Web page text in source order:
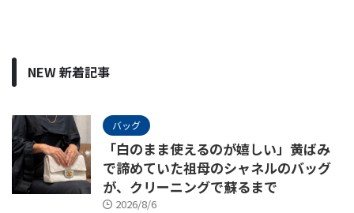
NEW 新着記事
バッグ
「白のまま使えるのが嬉しい」黄ばみ
で諦めていた祖母のシャネルのバッグ
が、クリーニングで蘇るまで
2026/8/6